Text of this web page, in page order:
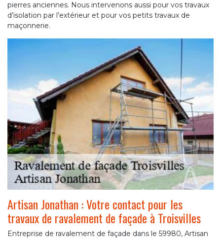
pierres anciennes. Nous intervenons aussi pour vos travaux
d’isolation par l’extérieur et pour vos petits travaux de
maçonnerie.
Artisan Jonathan : Votre contact pour les
travaux de ravalement de façade à Troisvilles
Entreprise de ravalement de façade dans le 59980, Artisan